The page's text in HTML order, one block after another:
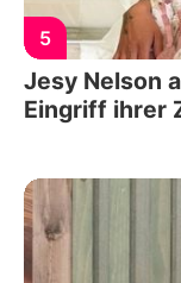
5
Jesy Nelson
Eingriff ihrer